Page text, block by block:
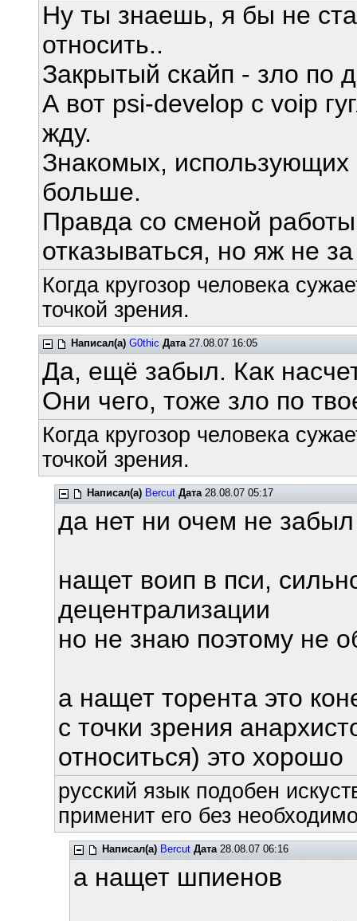
Ну ты знаешь, я бы не
относить..
Закрытый скайп - зло по
А вот psi-develop с voip
жду.
Знакомых, использующих
больше.
Правда со сменой
отказываться, но яж не
Когда кругозор человека
точкой зрения.
Написал(а) G0thic Дата27.08.07 16:05
Да, ещё забыл. Как
Они чего, тоже зло по
Когда кругозор человека
точкой зрения.
Написал(а) Bercut Дата28.08.07 05:17
да нет ни очем не
нащет воип в пси,
децентрализации
но не знаю поэтому не
а нащет торента это
с точки зрения
относиться) это хорошо
русский язык подобен
применит его без
Написал(а) Bercut Дата28.08.07 06:16
а нащет шпиенов